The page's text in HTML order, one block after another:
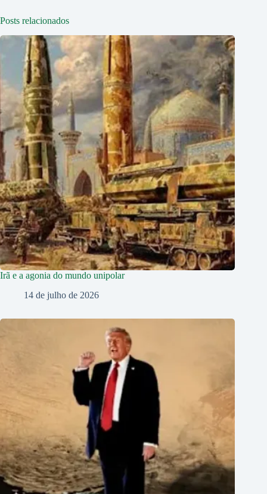
Posts relacionados
Irã e a agonia do mundo unipolar
14 de julho de 2026